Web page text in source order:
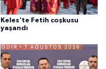
Keles'te Fetih coşkusu
yaşandı